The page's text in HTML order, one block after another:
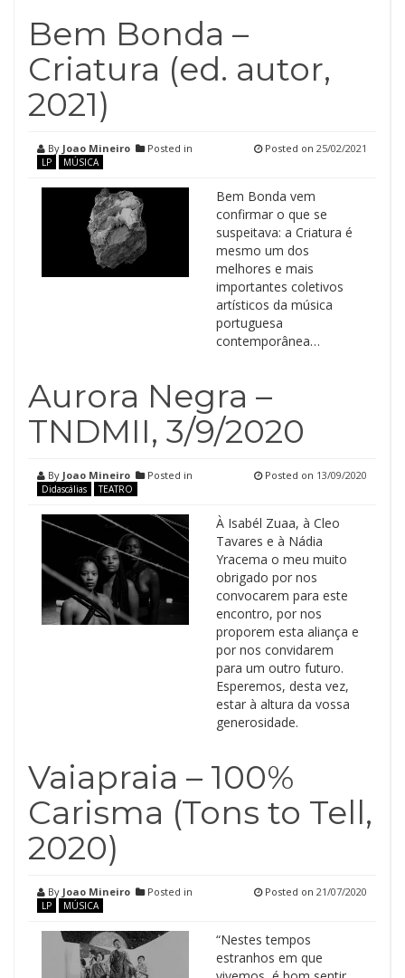
Bem Bonda –
Criatura (ed. autor,
2021)
By Joao Mineiro Posted in
LP MÚSICA
Posted on 25/02/2021
Bem Bonda vem
confirmar o que se
suspeitava: a Criatura é
mesmo um dos
melhores e mais
importantes coletivos
artísticos da música
portuguesa
contemporânea…
Aurora Negra –
TNDMII, 3/9/2020
By Joao Mineiro Posted in
Didascálias TEATRO
Posted on 13/09/2020
À Isabél Zuaa, à Cleo
Tavares e à Nádia
Yracema o meu muito
obrigado por nos
convocarem para este
encontro, por nos
proporem esta aliança e
por nos convidarem
para um outro futuro.
Esperemos, desta vez,
estar à altura da vossa
generosidade.
Vaiapraia – 100%
Carisma (Tons to Tell,
2020)
By Joao Mineiro Posted in
LP MÚSICA
Posted on 21/07/2020
“Nestes tempos
estranhos em que